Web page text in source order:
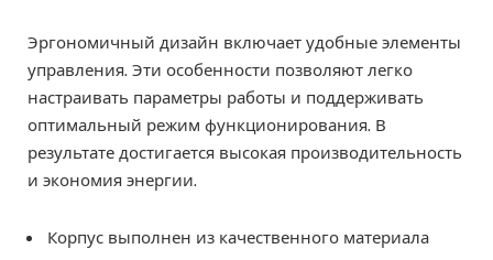
Эргономичный дизайн включает удобные элементы
управления. Эти особенности позволяют легко
настраивать параметры работы и поддерживать
оптимальный режим функционирования. В
результате достигается высокая производительность
и экономия энергии.
Корпус выполнен из качественного материала